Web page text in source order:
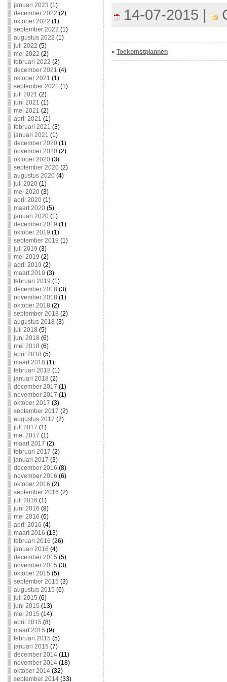
januari 2023 (1)
december 2022 (2)
oktober 2022 (1)
september 2022 (1)
augustus 2022 (1)
juli 2022 (5)
mei 2022 (2)
februari 2022 (2)
december 2021 (4)
oktober 2021 (1)
september 2021 (1)
juli 2021 (2)
juni 2021 (1)
mei 2021 (2)
april 2021 (1)
februari 2021 (3)
januari 2021 (1)
december 2020(1)
november 2020(2)
oktober 2020(3)
september 2020(2)
augustus 2020(4)
juli 2020(1)
mei 2020(3)
april 2020(1)
maart 2020(5)
januari 2020(1)
december 2019 (1)
oktober 2019 (1)
september 2019 (1)
juli 2019 (3)
mei 2019 (2)
april 2019 (2)
maart 2019 (3)
februari 2019 (1)
december 2018 (3)
november 2018 (1)
oktober 2018 (2)
september 2018 (2)
augustus 2018 (3)
juli 2018 (5)
juni 2018 (6)
mei 2018 (6)
april 2018 (5)
maart 2018 (1)
februari 2018 (1)
januari 2018 (2)
december 2017 (1)
november 2017 (1)
oktober 2017 (3)
september 2017 (2)
augustus 2017 (2)
juli 2017 (1)
mei 2017 (1)
maart 2017 (2)
februari 2017 (2)
januari 2017 (3)
december 2016 (8)
november 2016 (6)
oktober 2016 (2)
september 2016 (2)
juli 2016 (1)
juni 2016 (8)
mei 2016 (6)
april 2016 (4)
maart 2016 (13)
februari 2016 (26)
januari 2016 (4)
december 2015 (5)
november 2015 (3)
oktober 2015 (5)
september 2015 (3)
augustus 2015 (6)
juli 2015 (6)
juni 2015 (13)
mei 2015 (14)
april 2015 (8)
maart 2015 (9)
februari 2015 (5)
januari 2015 (7)
december 2014(11)
november 2014(18)
oktober 2014(32)
september 2014(33)
14-07-2015 |
« Toekomstplannen